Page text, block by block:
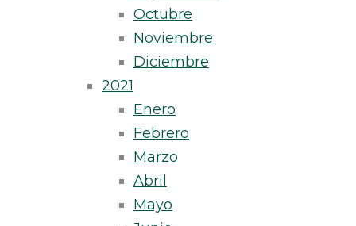
Octubre
Noviembre
Diciembre
2021
Enero
Febrero
Marzo
Abril
Mayo